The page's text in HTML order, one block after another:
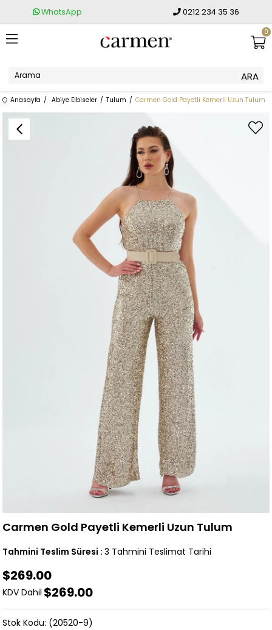
WhatsApp 0212 234 35 36
0
Anasayfa Abiye Elbiseler Tulum Carmen Gold Payetli Kemerli Uzun Tulum
Carmen Gold Payetli Kemerli Uzun Tulum
Tahmini Teslim Süresi : 3 Tahmini Teslimat Tarihi
$269.00
KDV Dahil $269.00
(20520-9)